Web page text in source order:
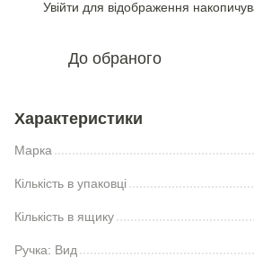
Увійти для відображення
До обраного
Характеристики
Марка
Кількість в упаковці
Кількість в ящику
Ручка: Вид